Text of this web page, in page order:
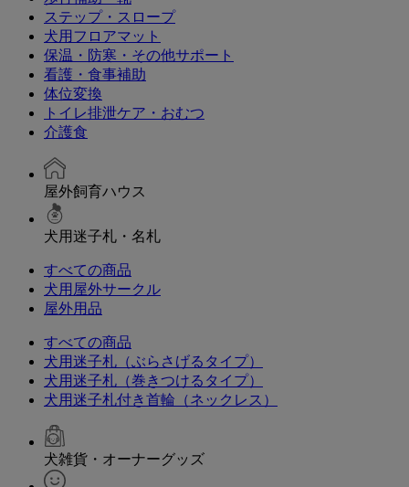
ステップ・スロープ
犬用フロアマット
保温・防寒・その他サポート
看護・食事補助
体位変換
トイレ排泄ケア・おむつ
介護食
屋外飼育ハウス
犬用迷子札・名札
すべての商品
犬用屋外サークル
屋外用品
すべての商品
犬用迷子札（ぶらさげるタイプ）
犬用迷子札（巻きつけるタイプ）
犬用迷子札付き首輪（ネックレス）
犬雑貨・オーナーグッズ